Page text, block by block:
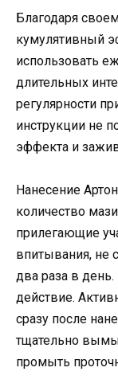
Благодаря
кумулятивный
использовать
длительных
регулярности
инструкции не
эффекта и
Нанесение
количество
прилегающие
впитывания, не
два раза в
действие.
сразу после
тщательно
промыть